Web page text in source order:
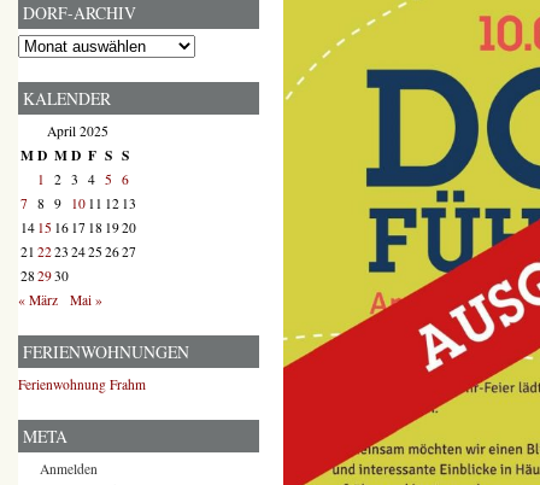
DORF-ARCHIV
Dorf-
KALENDER
April 2025
MD MD F S S
1 2 3 4 5 6
7 8 9 10 11 12 13
14 15 16 17 18 1920
21 2223 2425 2627
28 2930
« März
Mai »
FERIENWOHNUNGEN
Ferienwohnung Frahm
META
Anmelden